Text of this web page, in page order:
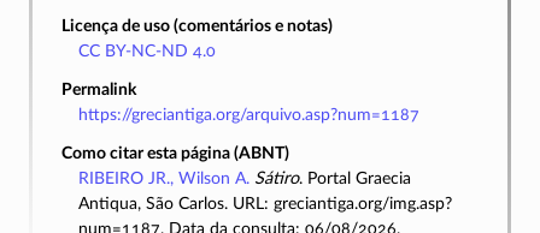
Licença de uso (comentários e notas)
CC BY-NC-ND 4.0
Permalink
https://greciantiga.org/arquivo.asp?num=1187
Como citar esta página (ABNT)
RIBEIRO JR., Wilson A. Sátiro. Portal Graecia
Antiqua, São Carlos. URL: greciantiga.org/img.asp?
num=1187. Data da consulta: 06/08/2026.